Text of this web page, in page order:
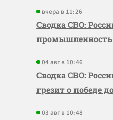
вчера в 11:26
Сводка СВО:
промышленность
04 авг в 10:46
Сводка СВО:
грезит о победе
03 авг в 10:48